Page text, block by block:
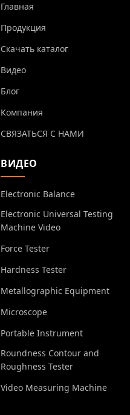
Главная
Продукция
Скачать каталог
Видео
Блог
Компания
СВЯЗАТЬСЯ С НАМИ
ВИДЕО
Electronic Balance
Electronic Universal Testing
Machine Video
Force Tester
Hardness Tester
Metallographic Equipment
Microscope
Portable Instrument
Roundness Contour and
Roughness Tester
Video Measuring Machine